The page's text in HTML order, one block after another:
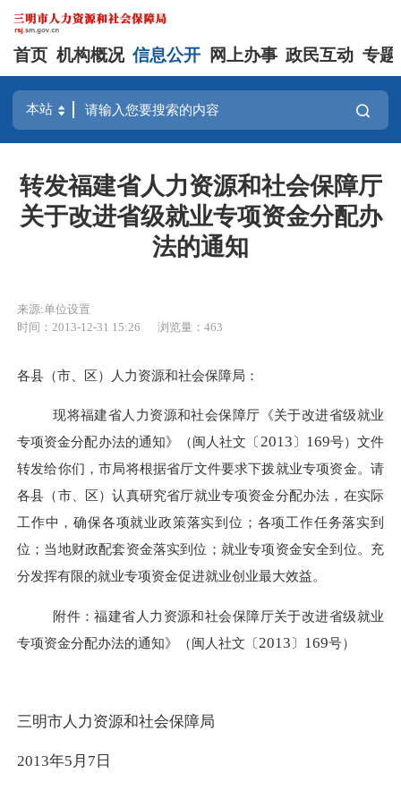
首页 机构概况 信息公开 网上办事 政民互动 专题
转发福建省人力资源和社会保障厅
关于改进省级就业专项资金分配办
法的通知
来源:单位设置
时间：2013-12-31 15:26
浏览量：463
各县（市、区）人力资源和社会保障局：
现将福建省人力资源和社会保障厅《关于改进省级就业
专项资金分配办法的通知》（闽人社文〔 2013 〕 169号）文件
转发给你们，市局将根据省厅文件要求下拨就业专项资金。请
各县（市、区）认真研究省厅就业专项资金分配办法，在实际
工作中，确保各项就业政策落实到位；各项工作任务落实到
位；当地财政配套资金落实到位；就业专项资金安全到位。充
分发挥有限的就业专项资金促进就业创业最大效益。
附件：福建省人力资源和社会保障厅关于改进省级就业
专项资金分配办法的通知》（闽人社文〔2013〕 169号）
三明市人力资源和社会保障局
2013年5 月 7 日